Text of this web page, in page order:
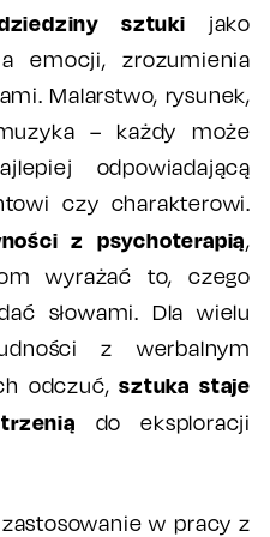
sztuki jako
emocji, zrozumienia
Malarstwo, rysunek,
– każdy może
odpowiadającą
czy charakterowi.
z psychoterapią,
wyrażać to, czego
słowami. Dla wielu
z werbalnym
odczuć,sztuka staje
do eksploracji
w pracy z